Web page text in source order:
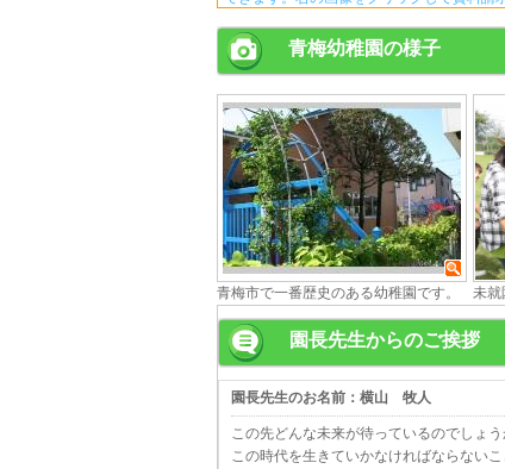
青梅幼稚園の様子
青梅市で一番歴史のある幼稚園です。 未就
園長先生からのご挨拶
園長先生のお名前：横山 牧人
この先どんな未来が待っているのでしょ
この時代を生きていかなければならない